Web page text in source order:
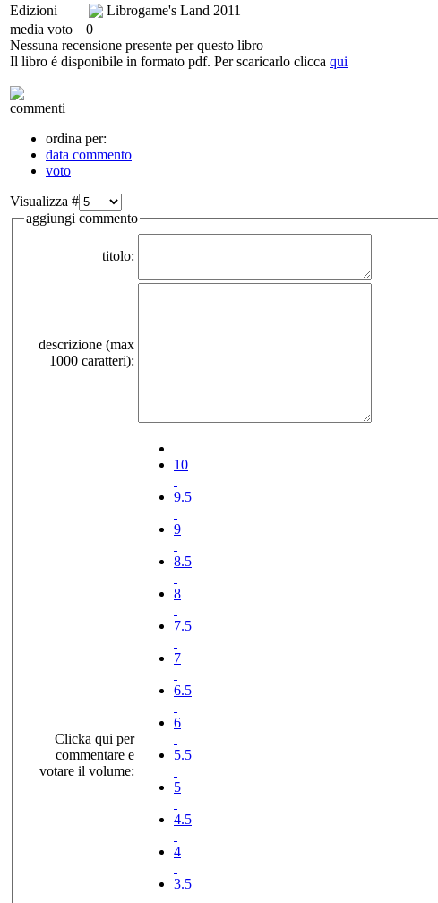
Edizioni
Librogame's Land 2011
media voto
0
Nessuna recensione presente per questo libro
Il libro é disponibile in formato pdf. Per scaricarlo clicca qui
commenti
ordina per:
data commento
voto
Visualizza #
aggiungi commento
titolo:
descrizione (max
1000 caratteri):
Clicka qui per
commentare e
votare il volume:
10
9.5
9
8.5
8
7.5
7
6.5
6
5.5
5
4.5
4
3.5